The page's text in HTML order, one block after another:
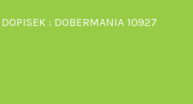
DOPISEK : DOBERMANIA 10927